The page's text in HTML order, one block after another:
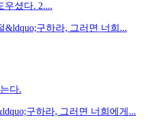
우셨다. 2....
&ldquo;구하라, 그러면 너희...
다.
구하라, 그러면 너희에게...